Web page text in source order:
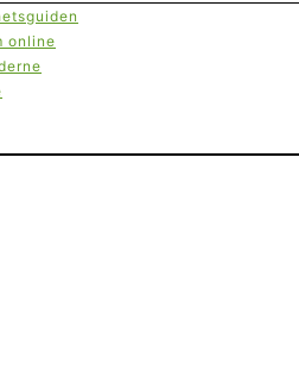
online